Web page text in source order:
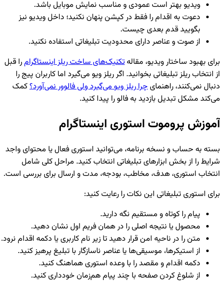
ویدیو بهتر است عمودی و مناسب نمایش موبایل باشد.
دعوت به اقدام را فقط در کپشن پنهان نکنید؛ داخل ویدیو نیز
بگویید قدم بعدی چیست.
از صوت و عناصر دارای محدودیت تبلیغاتی استفاده نکنید.
برای بهبود ساختار ویدیو، مقالهتکنیک‌های ساخت ریلز اینستاگرامرا قبل
از انتخاب ریلز تبلیغاتی بخوانید. اگر ریلز ویو می‌گیرد اما کاربران پیج را
دنبال نمی‌کنند، راهنمایچرا ریلز ویو می‌گیرد ولی فالوور نمی‌آورد؟کمک
می‌کند مشکل تبدیل بازدید به فالو را پیدا کنید.
آموزش پروموت استوری اینستاگرام
بسته به حساب و نسخه برنامه، می‌توانید استوری فعال یا محتوای واجد
شرایط را از بخش ابزارهای تبلیغاتی انتخاب کنید. مراحل کلی شامل
انتخاب استوری، هدف، مخاطب، بودجه، مدت و ارسال برای بررسی است.
برای استوری تبلیغاتی این نکات را رعایت کنید:
پیام را کوتاه و مستقیم نگه دارید.
محصول یا نتیجه اصلی را در همان فریم اول نشان دهید.
متن را در ناحیه امن قرار دهید تا زیر نام کاربری یا دکمه اقدام نرود.
از استیکرها، موسیقی‌ها یا عناصر ناسازگار با تبلیغ پرهیز کنید.
دکمه اقدام و مقصد را با وعده استوری هماهنگ کنید.
از شلوغ کردن صفحه با چند پیام هم‌زمان خودداری کنید.